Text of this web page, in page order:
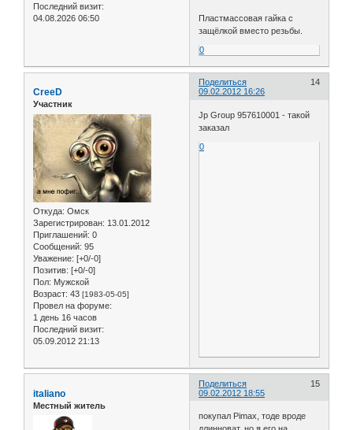
Последний визит:
04.08.2026 06:50
Пластмассовая гайка с
защёлкой вместо резьбы.
0
Поделиться
14
09.02.2012 16:26
CreeD
Участник
Откуда: Омск
Зарегистрирован: 13.01.2012
Приглашений: 0
Сообщений: 95
Уважение: [+0/-0]
Позитив: [+0/-0]
Пол: Мужской
Возраст: 43 [1983-05-05]
Провел на форуме:
1 день 16 часов
Последний визит:
05.09.2012 21:13
Jp Group 957610001 - такой
заказал
0
Поделиться
15
09.02.2012 18:55
italiano
Местный житель
покупал Pimax, тоде вроде